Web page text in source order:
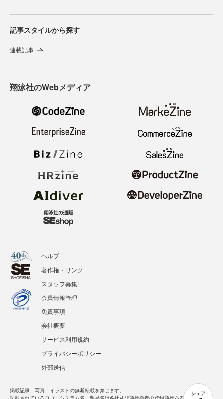
シェア
記事スタイルから探す
連載記事
翔泳社のWebメディア
ヘルプ
著作権・リンク
スタッフ募集!
会員情報管理
免責事項
会社概要
サービス利用規約
プライバシーポリシー
外部送信
掲載記事、写真、イラストの無断転載を禁じます。